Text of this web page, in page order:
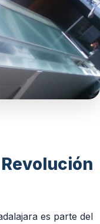
es parte del